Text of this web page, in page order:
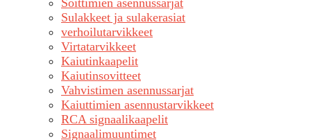
Soittimien asennussarjat
Sulakkeet ja sulakerasiat
verhoilutarvikkeet
Virtatarvikkeet
Kaiutinkaapelit
Kaiutinsovitteet
Vahvistimen asennussarjat
Kaiuttimien asennustarvikkeet
RCA signaalikaapelit
Signaalimuuntimet